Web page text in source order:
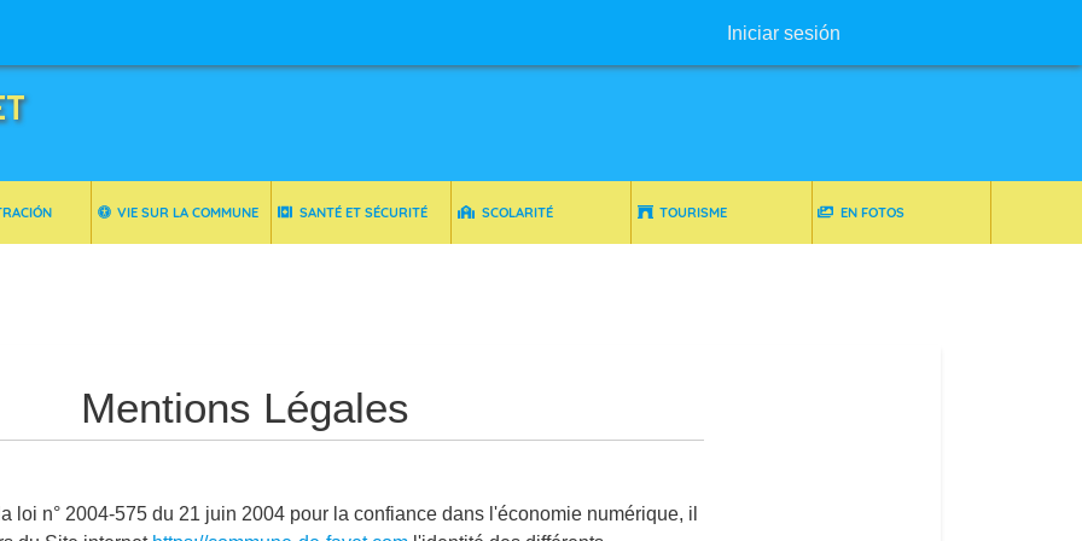
Iniciar sesión
VIE SUR LA COMMUNE SANTÉ ET SÉCURITÉ SCOLARITÉ TOURISME EN FOTOS
Mentions Légales
loi n° 2004-575 du 21 juin 2004 pour la confiance dans l'économie numérique, il